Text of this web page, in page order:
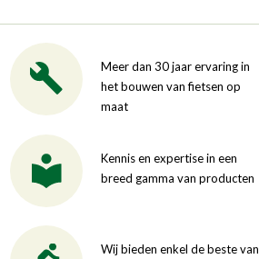
Meer dan 30 jaar ervaring in
het bouwen van fietsen op
maat
Kennis en expertise in een
breed gamma van producten
Wij bieden enkel de beste van